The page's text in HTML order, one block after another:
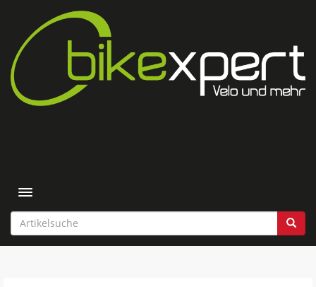
Toggle navigation